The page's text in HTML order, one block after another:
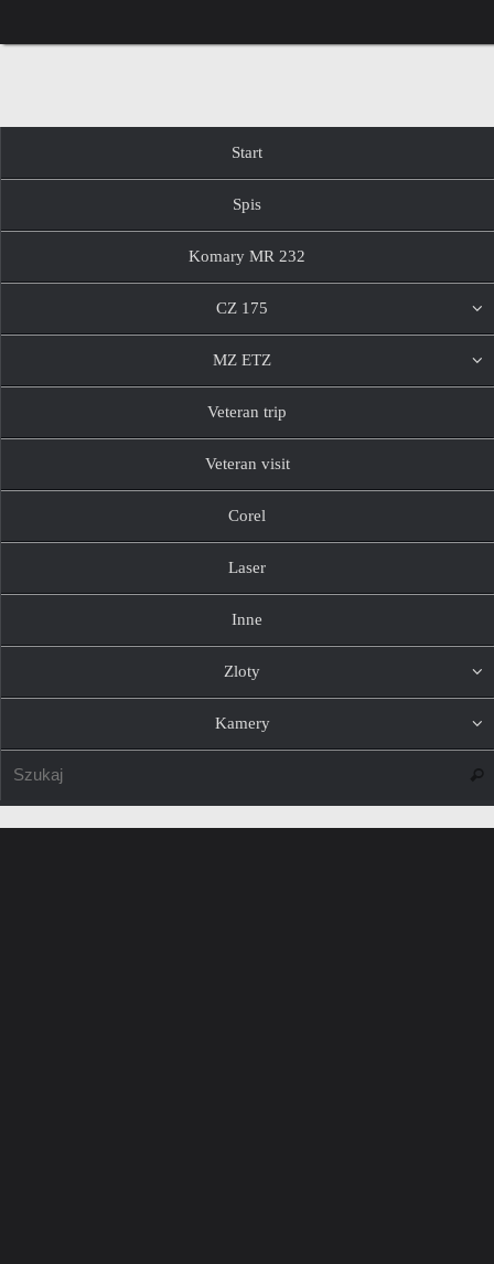
do
treści
Start
Spis
Komary MR 232
CZ 175
MZ ETZ
Veteran trip
Veteran visit
Corel
Laser
Inne
Zloty
Kamery